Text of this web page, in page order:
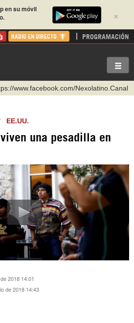
×
en su móvil
RADIO EN DIRECTO PROGRAMACIÓN
www.facebook.com/Nexolatino.Canal
twitter.com/nexo_latino
t.me/hispantvcanal
como: hispan_tv
EE.UU.
viven una pesadilla en
2018 14:01
de 2018 14:43